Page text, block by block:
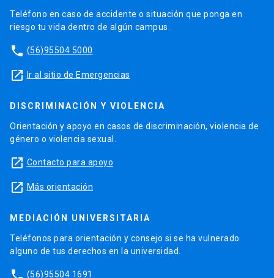
Teléfono en caso de accidente o situación que ponga en
riesgo tu vida dentro de algún campus.
phone (56)95504 5000
launch Ir al sitio de Emergencias
DISCRIMINACIÓN Y VIOLENCIA
Orientación y apoyo en casos de discriminación, violencia de
género o violencia sexual.
launch Contacto para apoyo
launch Más orientación
MEDIACIÓN UNIVERSITARIA
Teléfonos para orientación y consejo si se ha vulnerado
alguno de tus derechos en la universidad.
(56)95504 1691